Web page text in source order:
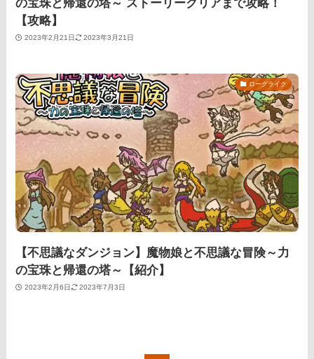
の宝珠と帰還の塔～ ストーリークリアまで攻略！
【攻略】
2023年2月21日 2023年3月21日
ローグライク
【不思議なダンジョン】魔物娘と不思議な冒険～力
の宝珠と帰還の塔～【紹介】
2023年2月6日 2023年7月3日